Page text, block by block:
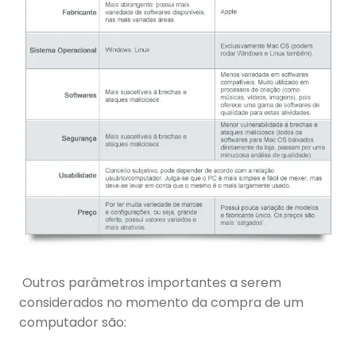
Outros parâmetros importantes a serem
considerados no momento da compra de um
computador são: